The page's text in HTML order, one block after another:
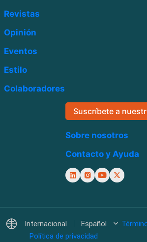
Revistas
Opinión
Eventos
Estilo
Colaboradores
Suscríbete a
Sobre nosotros
Contacto y Ayuda
Internacional Español
Política de privacidad